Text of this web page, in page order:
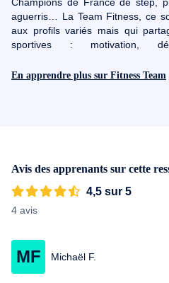
aguerris… La Team Fitness, ce
aux profils variés mais qui
sportives : motivation,
programmes sportifs, ils
En apprendre plus sur Fitness Team
Avis des apprenants sur cette
4,5 sur 5
4 avis
MF Michaël F.